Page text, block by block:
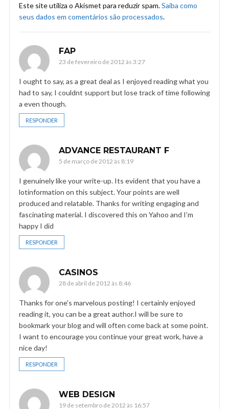
Este site utiliza o Akismet para reduzir spam.Saiba como
seus dados em comentários são processados.
FAP
23 de fevereiro de 2012 às 3:27
I ought to say, as a great deal as I enjoyed reading what you
had to say, I couldnt support but lose track of time following
a even though.
RESPONDER
ADVANCE RESTAURANT F
5 de março de 2012 às 8:19
I genuinely like your write-up. Its evident that you have a
lotinformation on this subject. Your points are well
produced and relatable. Thanks for writing engaging and
fascinating material. I discovered this on Yahoo and I’m
happy I did
RESPONDER
CASINOS
28 de abril de 2012 às 8:46
Thanks for one's marvelous posting! I certainly enjoyed
reading it, you can be a great author.I will be sure to
bookmark your blog and will often come back at some point.
I want to encourage you continue your great work, have a
nice day!
RESPONDER
WEB DESIGN
19 de setembro de 2012 às 16:57